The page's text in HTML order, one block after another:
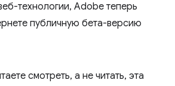
технологии, Adobe теперь
публичную бета-версию
смотреть, а не читать, эта